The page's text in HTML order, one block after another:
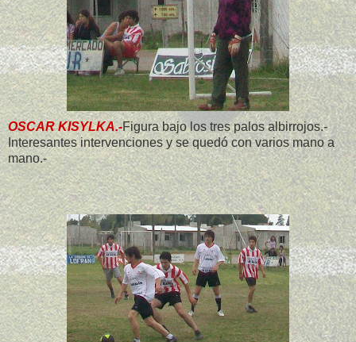
OSCAR KISYLKA.-Figura bajo los tres palos albirrojos.-
Interesantes intervenciones y se quedó con varios mano a
mano.-